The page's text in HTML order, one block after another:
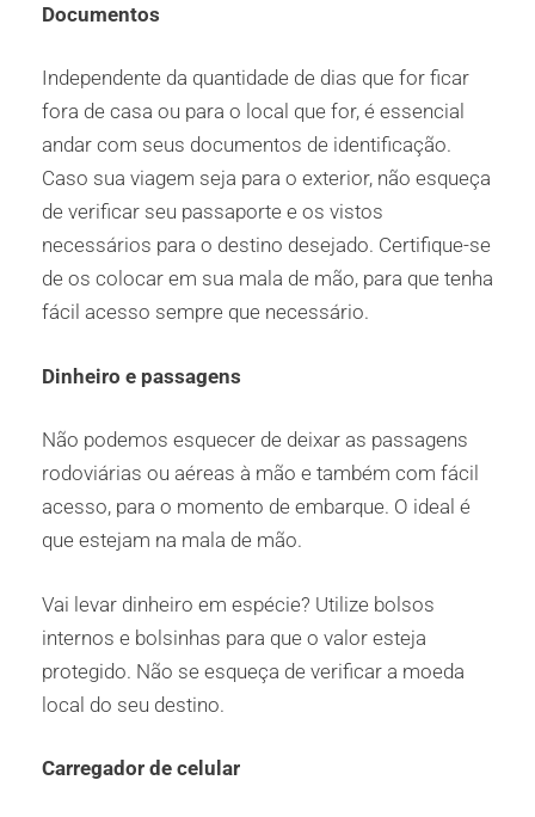
Documentos
Independente da quantidade de dias que for ficar
fora de casa ou para o local que for, é essencial
andar com seus documentos de identificação.
Caso sua viagem seja para o exterior, não esqueça
de verificar seu passaporte e os vistos
necessários para o destino desejado. Certifique-se
de os colocar em sua mala de mão, para que tenha
fácil acesso sempre que necessário.
Dinheiro e passagens
Não podemos esquecer de deixar as passagens
rodoviárias ou aéreas à mão e também com fácil
acesso, para o momento de embarque. O ideal é
que estejam na mala de mão.
Vai levar dinheiro em espécie? Utilize bolsos
internos e bolsinhas para que o valor esteja
protegido. Não se esqueça de verificar a moeda
local do seu destino.
Carregador de celular